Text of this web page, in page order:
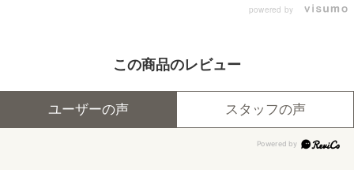
powered by
この商品のレビュー
ユーザーの声 スタッフの声